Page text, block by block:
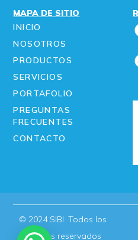
MAPA DE SITIO
INICIO
NOSOTROS
PRODUCTOS
SERVICIOS
PORTAFOLIO
PREGUNTAS
FRECUENTES
CONTACTO
© 2024 SIBI. Todos los
derechos reservados